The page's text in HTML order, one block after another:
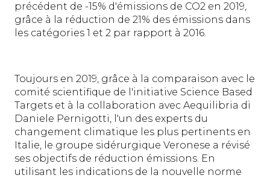
précédent de -15% d'émissions de CO2 en 2019,
grâce à la réduction de 21% des émissions dans
les catégories 1 et 2 par rapport à 2016.
Toujours en 2019, grâce à la comparaison avec le
comité scientifique de l'initiative Science Based
Targets et à la collaboration avec Aequilibria di
Daniele Pernigotti, l'un des experts du
changement climatique les plus pertinents en
Italie, le groupe sidérurgique Veronese a révisé
ses objectifs de réduction émissions. En
utilisant les indications de la nouvelle norme